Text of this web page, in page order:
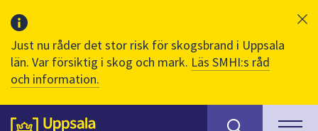
Just nu råder det stor risk för skogsbrand i Uppsala
län. Var försiktig i skog och mark. Läs SMHI:s råd
och information.
huvudinnehåll